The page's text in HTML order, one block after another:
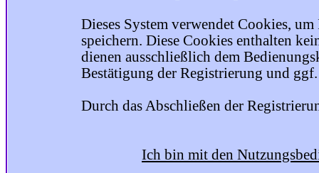
Dieses System verwendet Cookies,
speichern. Diese Cookies enthalten
dienen ausschließlich dem
Bestätigung der Registrierung und ggf.
Durch das Abschließen der
Ich bin mit den